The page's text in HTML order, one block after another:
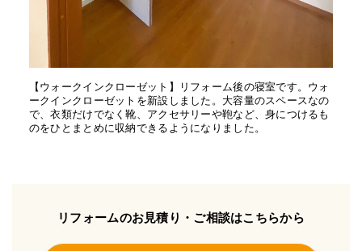
【ウォークインクローゼット】リフォーム後の寝室です。ウォ
ークインクローゼットを新設しました。大容量のスペースなの
で、衣類だけでなく靴、アクセサリーや鞄など、身につけるも
のをひとまとめに収納できるようになりました。
リフォームのお見積り・ご相談はこちらから